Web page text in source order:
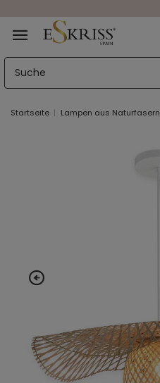
Startseite Lampen aus Naturfasern